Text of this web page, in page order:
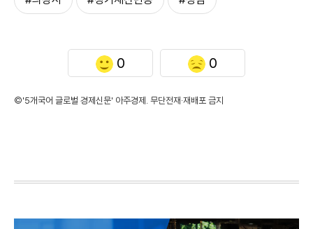
0 0
©'5개국어 글로벌 경제신문' 아주경제. 무단전재·재배포 금지